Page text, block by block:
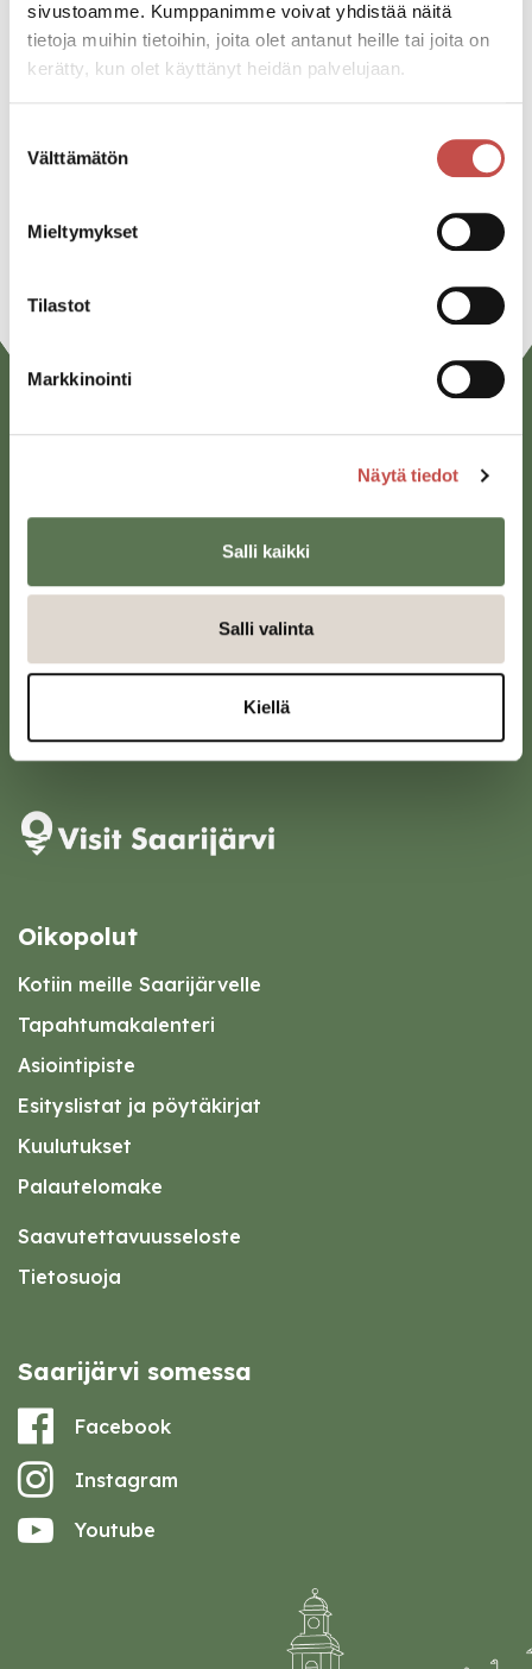
sivustoamme. Kumppanimme voivat yhdistää näitä
tietoja muihin tietoihin, joita olet antanut heille tai joita on
kerätty, kun olet käyttänyt heidän palvelujaan.
valinta
Välttämätön
Mieltymykset
Tilastot
Markkinointi
Näytä tiedot
Salli kaikki
Salli valinta
Kiellä
Jaa tapahtuma:
URL
Saarijärven kaupunki
Karttapalvelu
Oikopolut
Kotiin meille Saarijärvelle
Tapahtumakalenteri
Asiointipiste
Esityslistat ja pöytäkirjat
Kuulutukset
Palautelomake
Saavutettavuusseloste
Tietosuoja
Saarijärvi somessa
Facebook
Instagram
Youtube